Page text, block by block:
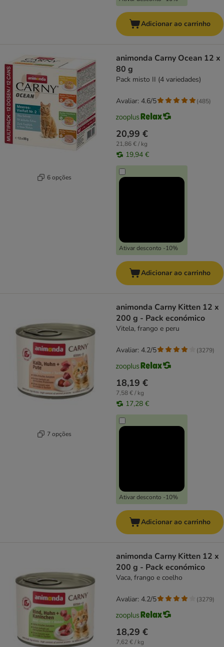
Adicionar ao carrinho
6 opções
animonda Carny Ocean 12 x
80 g
Pack misto II (4 variedades)
20,99 €
21,86 € / kg
19,94 €
Ativar desconto -10%
Avaliar: 4.6/5 (485)
Adicionar ao carrinho
7 opções
animonda Carny Kitten 12 x
200 g - Pack económico
Vitela, frango e peru
18,19 €
7,58 € / kg
17,28 €
Ativar desconto -10%
Avaliar: 4.2/5 (3279)
Adicionar ao carrinho
animonda Carny Kitten 12 x
200 g - Pack económico
Vaca, frango e coelho
18,29 €
7,62 € / kg
Avaliar: 4.2/5 (3279)